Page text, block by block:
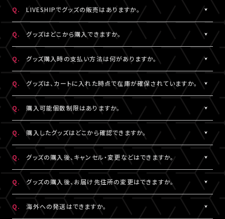
ご注意ください。
※ご利用になった投げ銭は「マイページ」内「投げ銭履歴」よりご
確認いただけます。
Q. LIVESHIPでグッズの販売はありますか。
グッズの販売有無は各配信により異なります。
Q. グッズはどこから購入できますか。
各配信視聴ページなどでご購入いただけます。
LIVESHIPにご登録のA!-ID（メールアドレス）でログインのうえ、ご
利用ください。
※グッズをご購入いただくには、LIVESHIPへの会員登録が必要と
なります。
※LIVESHIPへの会員登録については ［Q:LIVESHIPを利用するに
はどうすればいいですか。］をご参照ください。
Q. グッズ購入時の支払い方法は何がありますか。
クレジットカード決済、コンビニ決済がご利用いただけます。
Q. グッズは、カートに入れた時点で在庫が確保されていますか。
カートに入れた時点では在庫確保とはなりません。
ご注文手続きが完了した時点で在庫確保となります。
ただしコンビニ決済をご利用の場合、支払い期限を過ぎると在庫
確保はリセットされますので予めご了承ください。
Q. 購入可能個数制限はありますか。
A.
公演・グッズにより異なります。グッズ商品詳細ページなどでご確
認ください。
Q. 購入したグッズはどこから確認できますか。
A.
「決済完了のお知らせ」メール、または「マイページ」内「グッズ購入
情報」よりご確認いただけます。
Q. グッズの購入後、キャンセル・変更などはできますか。
A.
お客様都合による商品購入後の注文内容の変更・キャンセル・返
品・交換は一切お受けできません。
また、一度決済を完了された決済手段を変更することもできません
のでご注意ください。
Q. グッズの購入後、お届け先住所の変更はできますか。
A.
購入後、「マイページ」内「グッズ購入情報」にて、配送状況が「出荷
準備前」の場合に変更が可能です。
Q. 海外への発送はできますか。